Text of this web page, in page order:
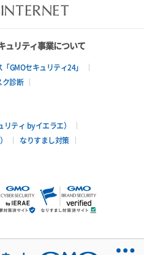
ュリティ事業について
GMOセキュリティ24」
診断
ティ byイエラエ）
なりすまし対策